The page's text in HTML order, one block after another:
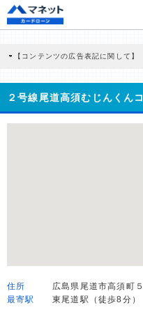
【コンテンツの広告表記に関して】
商品を根拠なくPRするものではなく
どに基づき、公平性を担保した情報提
>提携企業一覧
２号線尾道高須むじんくん
住所
広島県尾道市高須町
最寄駅
東尾道駅（徒歩8分）